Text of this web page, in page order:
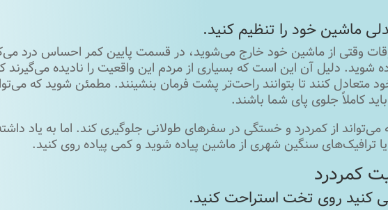
وقتی از ماشین خود خارج می‌شوید، در قسمت پایین کمر احساس درد
شوید. دلیل آن این است که بسیاری از مردم این واقعیت را نادیده می‌گیرند
متعادل کنند تا بتوانند راحت‌تر پشت فرمان بنشینند. مطمئن شوید که
کاملاً جلوی پای شما باشند.
می‌تواند از کمردرد و خستگی در سفرهای طولانی جلوگیری کند. اما به یاد
ترافیک‌های سنگین شهری از ماشین پیاده شوید و کمی پیاده روی کنید.
کمردرد